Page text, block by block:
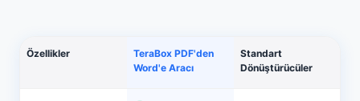
Özellikler
TeraBox PDF'den
Word'e Aracı
Standart
Dönüştürücüler